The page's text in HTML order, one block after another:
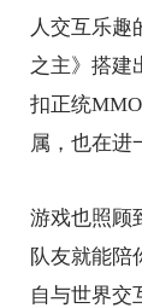
人交互乐趣
之主》搭建
扣正统
属，也在进
游戏也照顾
队友就能陪
自与世界交